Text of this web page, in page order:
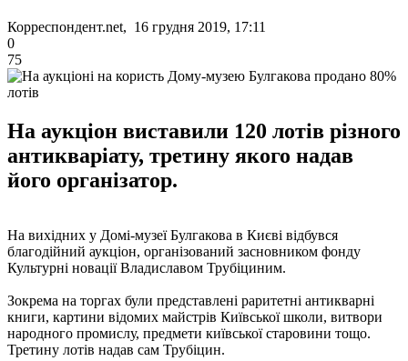
Корреспондент.net, 16 грудня 2019, 17:11
0
75
На аукціон виставили 120 лотів різного
антикваріату, третину якого надав
його організатор.
На вихідних у Домі-музеї Булгакова в Києві відбувся
благодійний аукціон, організований засновником фонду
Культурні новації Владиславом Трубіциним.
Зокрема на торгах були представлені раритетні антикварні
книги, картини відомих майстрів Київської школи, витвори
народного промислу, предмети київської старовини тощо.
Третину лотів надав сам Трубіцин.